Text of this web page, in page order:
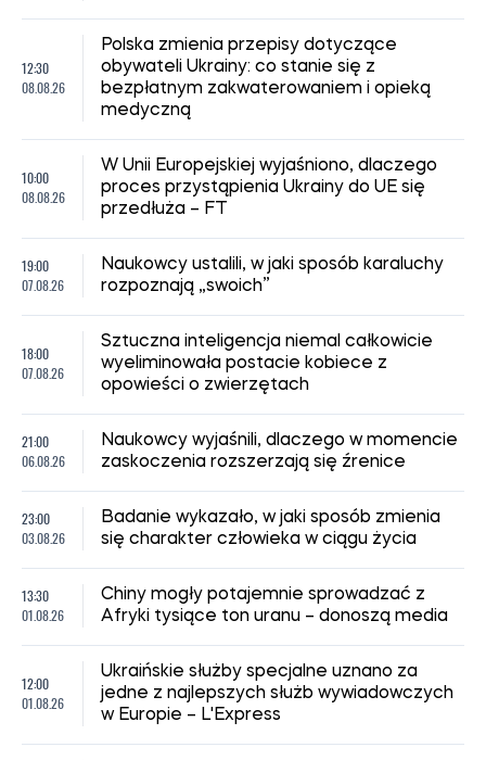
12:30
08.08.26
Polska zmienia przepisy dotyczące
obywateli Ukrainy: co stanie się z
bezpłatnym zakwaterowaniem i opieką
medyczną
10:00
08.08.26
W Unii Europejskiej wyjaśniono, dlaczego
proces przystąpienia Ukrainy do UE się
przedłuża – FT
19:00
07.08.26
Naukowcy ustalili, w jaki sposób karaluchy
rozpoznają „swoich”
18:00
07.08.26
Sztuczna inteligencja niemal całkowicie
wyeliminowała postacie kobiece z
opowieści o zwierzętach
21:00
06.08.26
Naukowcy wyjaśnili, dlaczego w momencie
zaskoczenia rozszerzają się źrenice
23:00
03.08.26
Badanie wykazało, w jaki sposób zmienia
się charakter człowieka w ciągu życia
13:30
01.08.26
Chiny mogły potajemnie sprowadzać z
Afryki tysiące ton uranu – donoszą media
12:00
01.08.26
Ukraińskie służby specjalne uznano za
jedne z najlepszych służb wywiadowczych
w Europie – L'Express